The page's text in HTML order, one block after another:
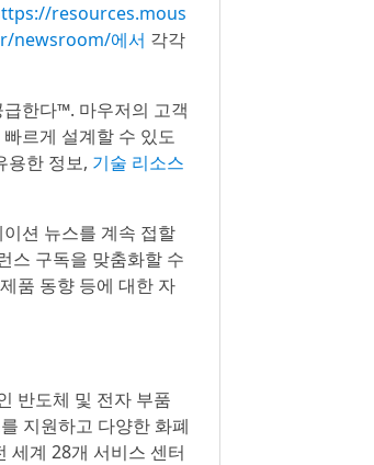
resources.mous
newsroom/에서 각각
한다™. 마우저의 고객
르게 설계할 수 있도
용한 정보, 기술 리소스
션 뉴스를 계속 접할
스 구독을 맞춤화할 수
품 동향 등에 대한 자
반도체 및 전자 부품
지원하고 다양한 화폐
세계 28개 서비스 센터